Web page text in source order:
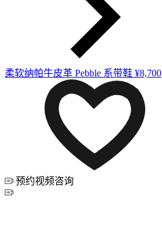
柔软纳帕牛皮革 Pebble 系带鞋 ¥8,700
预约视频咨询